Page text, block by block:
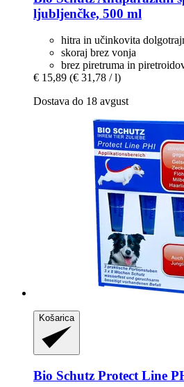
ljubljenčke, 500 ml
hitra in učinkovita
skoraj brez vonja
brez piretruma in
€ 15,89 (€ 31,78 / l)
Dostava do 18 avgust
Košarica
Bio Schutz Protect Line